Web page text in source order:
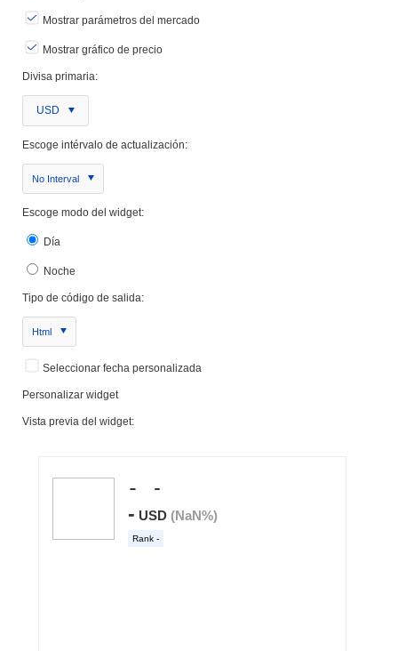
Mostrar parámetros del mercado
Mostrar gráfico de precio
Divisa primaria:
USD
Escoge intérvalo de actualización:
No Interval
Escoge modo del widget:
Día
Noche
Tipo de código de salida:
Html
Seleccionar fecha personalizada
Personalizar widget
Vista previa del widget: